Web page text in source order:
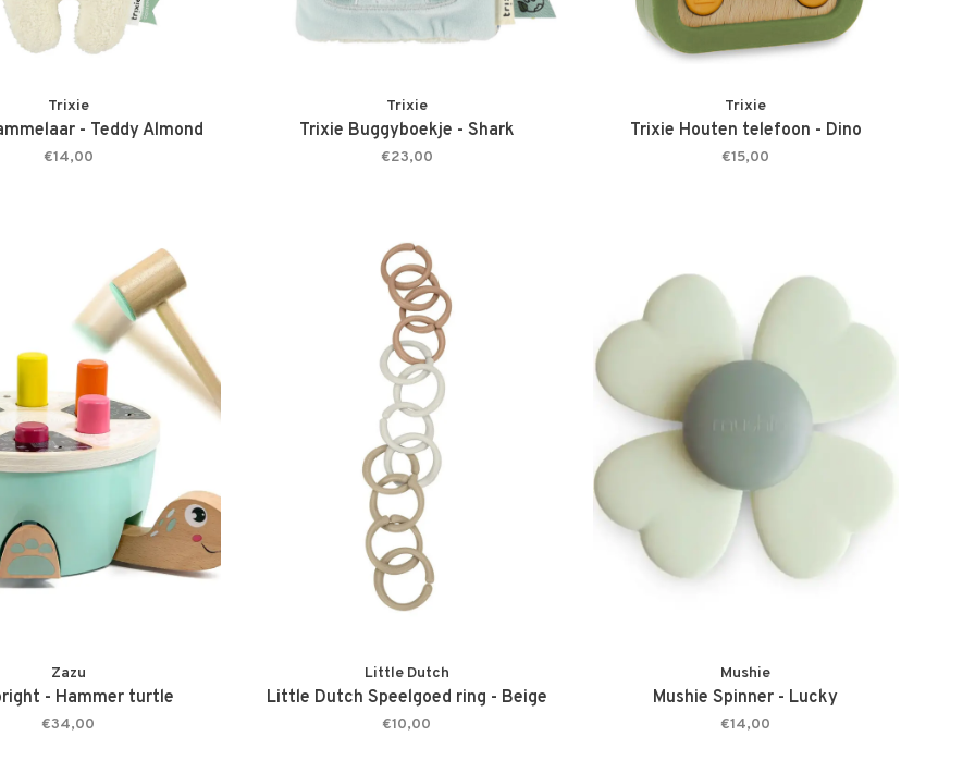
Trixie
- Teddy Almond
€14,00
Trixie
Trixie Buggyboekje - Shark
€23,00
Trixie
Trixie Houten telefoon - Dino
€15,00
Zazu
- Hammer turtle
€34,00
Little Dutch
Little Dutch Speelgoed ring - Beige
€10,00
Mushie
Mushie Spinner - Lucky
€14,00